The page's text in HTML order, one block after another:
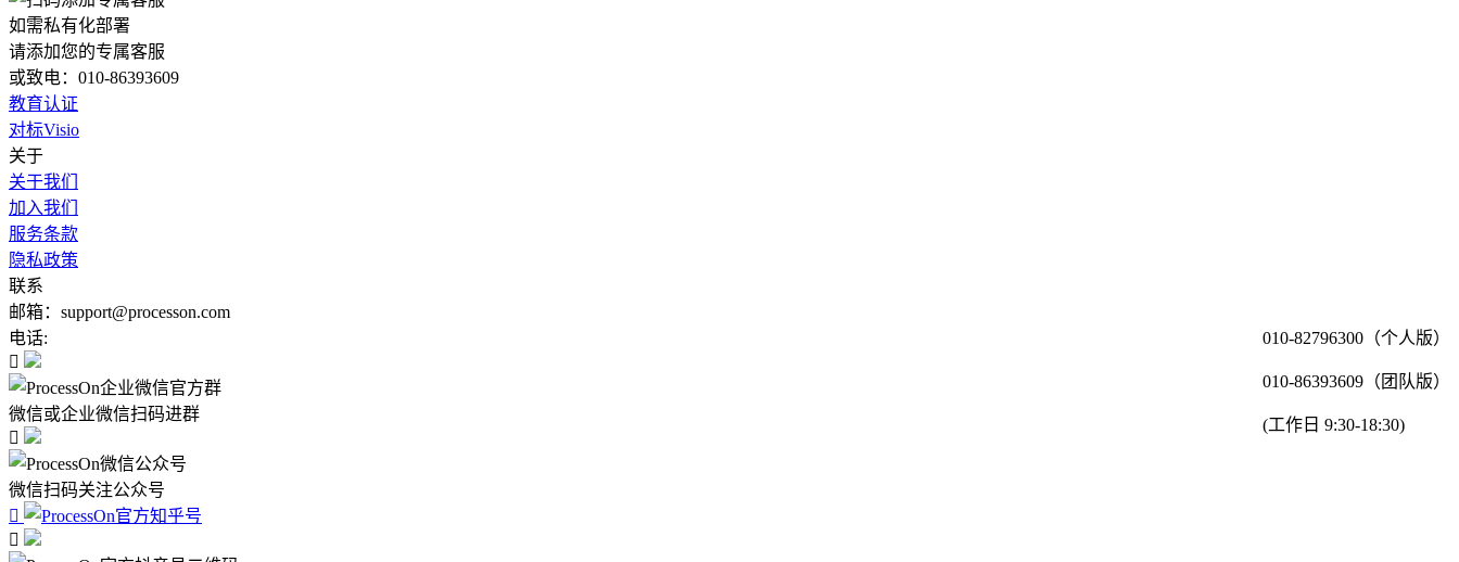
如需私有化部署
请添加您的专属客服
或致电：010-86393609
教育认证
对标Visio
关于
关于我们
加入我们
服务条款
隐私政策
联系
邮箱：support@processon.com
电话:
010-82796300（个人版）
010-86393609（团队版）
(工作日 9:30-18:30)

微信或企业微信扫码进群

微信扫码关注公众号

